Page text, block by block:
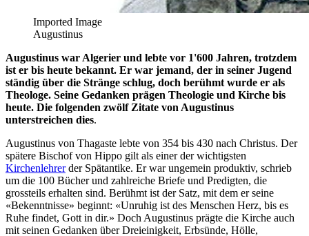
Imported Image
Augustinus
Augustinus war Algerier und lebte vor 1'600 Jahren, trotzdem
ist er bis heute bekannt. Er war jemand, der in seiner Jugend
ständig über die Stränge schlug, doch berühmt wurde er als
Theologe. Seine Gedanken prägen Theologie und Kirche bis
heute. Die folgenden zwölf Zitate von Augustinus
unterstreichen dies.
Augustinus von Thagaste lebte von 354 bis 430 nach Christus. Der
spätere Bischof von Hippo gilt als einer der wichtigsten
Kirchenlehrerder Spätantike. Er war ungemein produktiv, schrieb
um die 100 Bücher und zahlreiche Briefe und Predigten, die
grossteils erhalten sind. Berühmt ist der Satz, mit dem er seine
«Bekenntnisse» beginnt: «Unruhig ist des Menschen Herz, bis es
Ruhe findet, Gott in dir.» Doch Augustinus prägte die Kirche auch
mit seinen Gedanken über Dreieinigkeit, Erbsünde, Hölle,